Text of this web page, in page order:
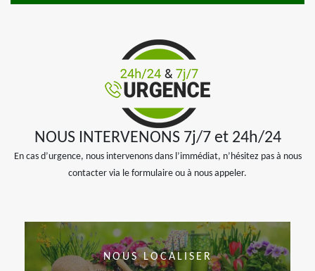
NOUS INTERVENONS 7j/7 et 24h/24
En cas d’urgence, nous intervenons dans l’immédiat, n’hésitez pas à nous
contacter via le formulaire ou à nous appeler.
NOUS LOCALISER